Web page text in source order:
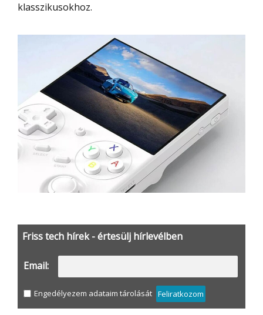
klasszikusokhoz.
Friss tech hírek - értesülj hírlevélben
Email:
Engedélyezem adataim tárolását Feliratkozom